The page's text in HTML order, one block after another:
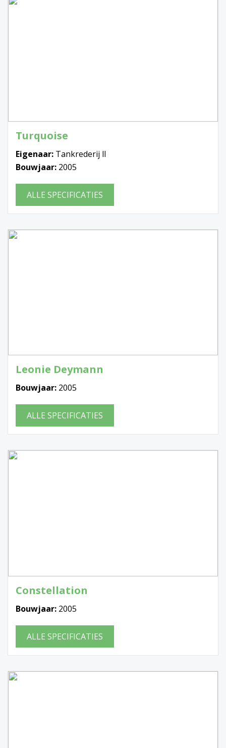
Turquoise
Eigenaar: Tankrederij ll
Bouwjaar: 2005
ALLE SPECIFICATIES
Leonie Deymann
Bouwjaar: 2005
ALLE SPECIFICATIES
Constellation
Bouwjaar: 2005
ALLE SPECIFICATIES